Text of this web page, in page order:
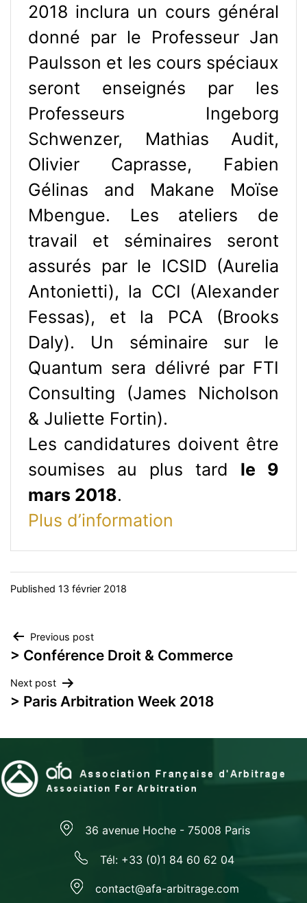
2018 inclura un cours général
donné par le Professeur Jan
Paulsson et les cours spéciaux
seront enseignés par les
Professeurs Ingeborg
Schwenzer, Mathias Audit,
Olivier Caprasse, Fabien
Gélinas and Makane Moïse
Mbengue. Les ateliers de
travail et séminaires seront
assurés par le ICSID (Aurelia
Antonietti), la CCI (Alexander
Fessas), et la PCA (Brooks
Daly). Un séminaire sur le
Quantum sera délivré par FTI
Consulting (James Nicholson
& Juliette Fortin).
Les candidatures doivent être
soumises au plus tard le 9
mars 2018.
Plus d’information
Published 13 février 2018
Navigation
de
l’article
Previous post
> Conférence Droit & Commerce
Next post
> Paris Arbitration Week 2018
36 avenue Hoche - 75008 Paris
Tél: +33 (0)1 84 60 62 04
contact@afa-arbitrage.com